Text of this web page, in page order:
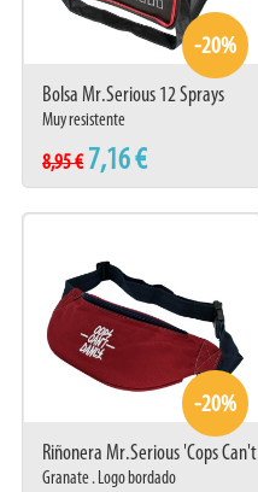
-20%
Bolsa Mr.Serious 12 Sprays
Muy resistente
8,95 € 7,16 €
-20%
Riñonera Mr.Serious 'Cops Can't
Dance' Granate
Granate . Logo bordado